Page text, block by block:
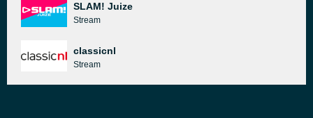
SLAM! Juize
Stream
classicnl
Stream